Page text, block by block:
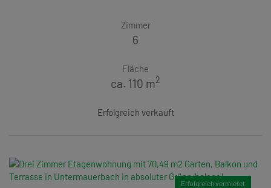
Zimmer
6
Fläche
ca. 110 m2
Erfolgreich verkauft
Erfolgreich vermietet